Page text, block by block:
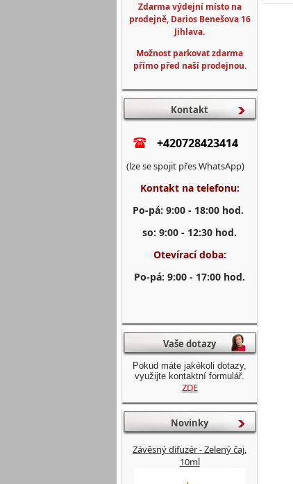
Zdarma výdejní místo na
prodejně, Darios Benešova 16
Jihlava.
Možnost parkovat zdarma
přímo před naší prodejnou.
Kontakt
+420728423414
(lze se spojit přes WhatsApp)
Kontakt na telefonu:
Po-pá: 9:00 - 18:00 hod.
so: 9:00 - 12:30 hod.
Otevírací doba:
Po-pá: 9:00 - 17:00 hod.
Vaše dotazy
Pokud máte jakékoli dotazy,
využijte kontaktní formulář.
ZDE
Novinky
Závěsný difuzér - Zelený čaj,
10ml